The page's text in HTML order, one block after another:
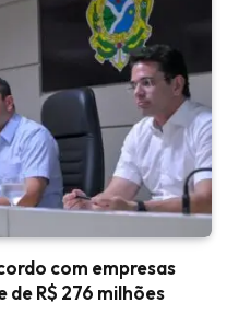
com empresas
de R$ 276 milhões